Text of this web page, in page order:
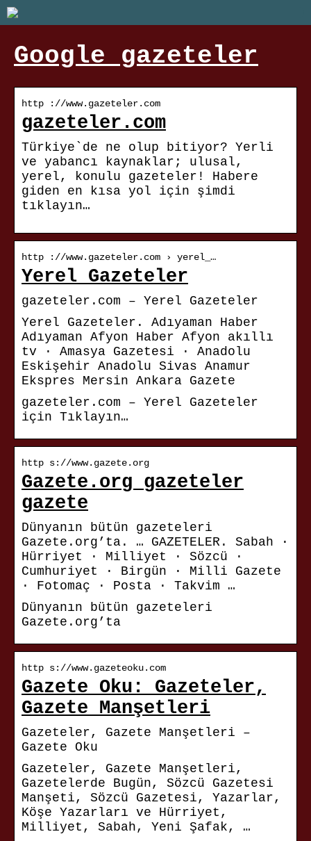
Google gazeteler
http ://www.gazeteler.com
gazeteler.com
Türkiye`de ne olup bitiyor? Yerli
ve yabancı kaynaklar; ulusal,
yerel, konulu gazeteler! Habere
giden en kısa yol için şimdi
tıklayın…
http ://www.gazeteler.com › yerel_…
Yerel Gazeteler
gazeteler.com – Yerel Gazeteler
Yerel Gazeteler. Adıyaman Haber
Adıyaman Afyon Haber Afyon akıllı
tv · Amasya Gazetesi · Anadolu
Eskişehir Anadolu Sivas Anamur
Ekspres Mersin Ankara Gazete
gazeteler.com – Yerel Gazeteler
için Tıklayın…
http s://www.gazete.org
Gazete.org gazeteler
gazete
Dünyanın bütün gazeteleri
Gazete.org’ta. … GAZETELER. Sabah ·
Hürriyet · Milliyet · Sözcü ·
Cumhuriyet · Birgün · Milli Gazete
· Fotomaç · Posta · Takvim …
Dünyanın bütün gazeteleri
Gazete.org’ta
http s://www.gazeteoku.com
Gazete Oku: Gazeteler,
Gazete Manşetleri
Gazeteler, Gazete Manşetleri –
Gazete Oku
Gazeteler, Gazete Manşetleri,
Gazetelerde Bugün, Sözcü Gazetesi
Manşeti, Sözcü Gazetesi, Yazarlar,
Köşe Yazarları ve Hürriyet,
Milliyet, Sabah, Yeni Şafak, …